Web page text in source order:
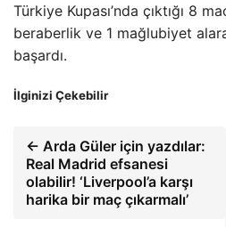
Türkiye Kupası’nda çıktığı 8
beraberlik ve 1 mağlubiyet
başardı.
İlginizi Çekebilir
← Arda Güler için yazdılar:
Real Madrid efsanesi
olabilir! ‘Liverpool’a karşı
harika bir maç çıkarmalı’